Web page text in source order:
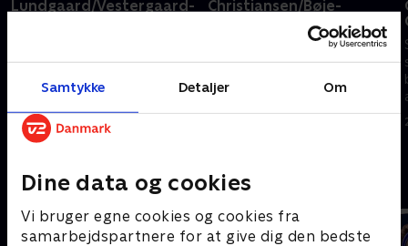
Samtykke Detaljer Om
Dine data og cookies
Vi bruger egne cookies og cookies fra
samarbejdspartnere for at give dig den bedste
Lundgaard/Vestergaard-
Se China Open, en af årets helt
badmintonscenen, med masser
af danske spillere i aktion.
24. juli 2026 • 42 min
Christiansen/Bøje-
kvartfinale, China Open
Se China Open, en af årets helt
badmintonscenen, med masser
af danske spillere i aktion.
Andre så også